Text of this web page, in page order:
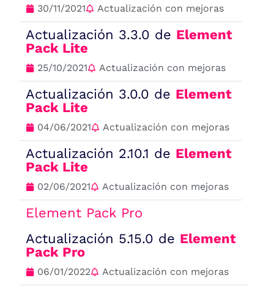
30/11/2021 Actualización con mejoras
Actualización 3.3.0 de Element
Pack Lite
25/10/2021 Actualización con mejoras
Actualización 3.0.0 de Element
Pack Lite
04/06/2021 Actualización con mejoras
Actualización 2.10.1 de Element
Pack Lite
02/06/2021 Actualización con mejoras
Element Pack Pro
Actualización 5.15.0 de Element
Pack Pro
06/01/2022 Actualización con mejoras